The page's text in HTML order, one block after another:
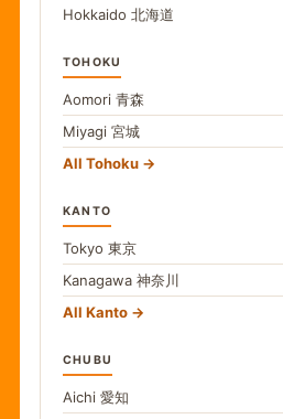
Hokkaido 北海道
TOHOKU
Aomori 青森
Miyagi 宮城
All Tohoku
KANTO
Tokyo 東京
Kanagawa 神奈川
All Kanto
CHUBU
Aichi 愛知